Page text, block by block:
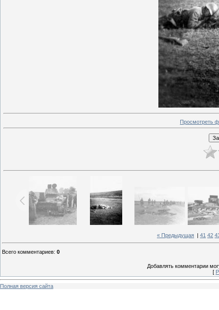
Просмотреть
« Предыдущая 41 42
Всего комментариев: 0
Добавлять комментарии
[
Полная версия сайта